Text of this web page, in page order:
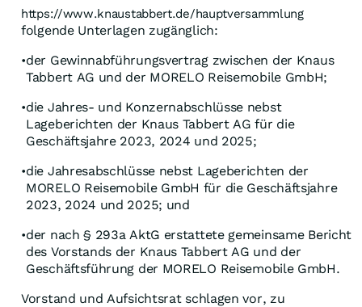
https://www.knaustabbert.de/hauptversammlung
folgende Unterlagen zugänglich:
•der Gewinnabführungsvertrag zwischen der Knaus
Tabbert AG und der MORELO Reisemobile GmbH;
•die Jahres- und Konzernabschlüsse nebst
Lageberichten der Knaus Tabbert AG für die
Geschäftsjahre 2023, 2024 und 2025;
•die Jahresabschlüsse nebst Lageberichten der
MORELO Reisemobile GmbH für die Geschäftsjahre
2023, 2024 und 2025; und
•der nach § 293a AktG erstattete gemeinsame Bericht
des Vorstands der Knaus Tabbert AG und der
Geschäftsführung der MORELO Reisemobile GmbH.
Vorstand und Aufsichtsrat schlagen vor, zu